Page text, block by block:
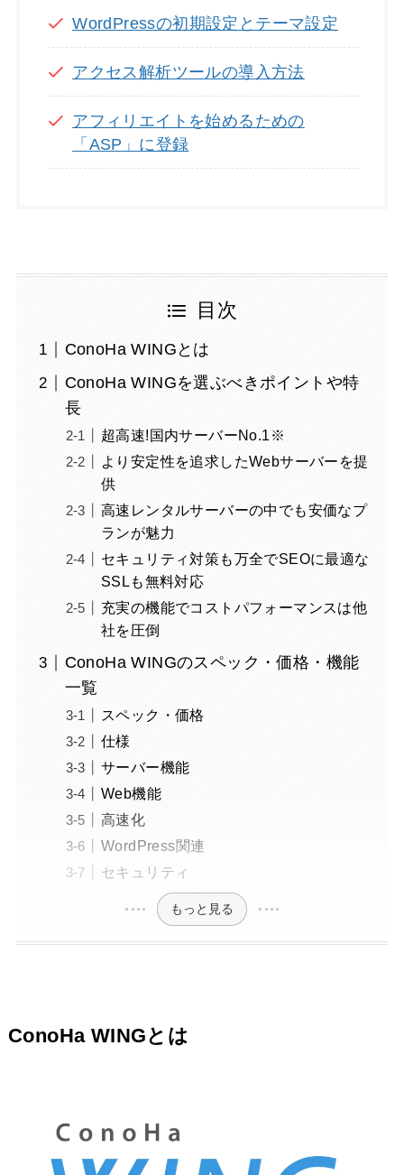
WordPressの初期設定とテーマ設定
アクセス解析ツールの導入方法
アフィリエイトを始めるための
「ASP」に登録
目次
ConoHa WINGとは
ConoHa WINGを選ぶべきポイントや特
長
超高速!国内サーバーNo.1※
より安定性を追求したWebサーバーを提
供
高速レンタルサーバーの中でも安価なプ
ランが魅力
セキュリティ対策も万全でSEOに最適な
SSLも無料対応
充実の機能でコストパフォーマンスは他
社を圧倒
ConoHa WINGのスペック・価格・機能
一覧
スペック・価格
仕様
サーバー機能
Web機能
高速化
WordPress関連
セキュリティ
もっと見る
ConoHa WINGとは